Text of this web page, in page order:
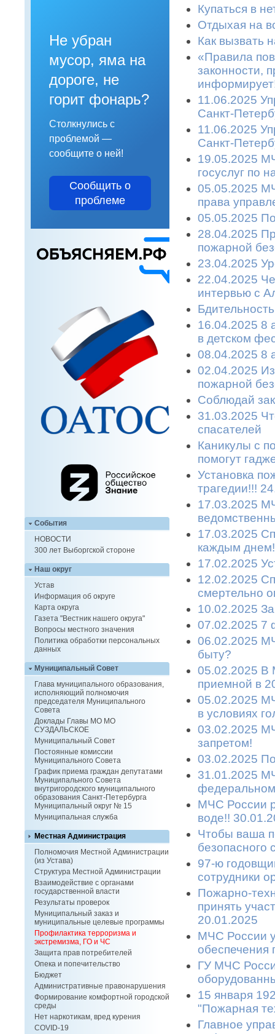
Не убран
мусор, яма на
дороге, не
горит фонарь?
Столкнулись с
проблемой —
сообщите о ней!
Сообщить о
проблеме
События
НОВОСТИ
300 лет Выборгской стороне
Наш округ
Устав
Информация об округе
Карта округа
Газета "Вестник нашего округа"
Вопросы местного значения
Политика обработки персональных
данных
Муниципальный Совет
Глава муниципального образования,
исполняющий полномочия
председателя Муниципального
Совета
Доклады Главы МО МО
СУЗДАЛЬСКОЕ
Муниципальный Совет
Постоянные комиссии
Муниципального Совета
График приема граждан депутатами
Муниципального Совета
внутригородского муниципального
образования Санкт-Петербурга
Муниципальный округ № 15
Муниципальная служба
Местная Администрация
Полномочия Местной Администрации
(из Устава)
Структура Местной Администрации
Взаимодействие с органами
государственной власти
Результаты проверок
Муниципальный заказ и
муниципальные целевые программы
Профилактика терроризма и
экстремизма, ГО и ЧС
Защита прав потребителей
Опека и попечительство
Бюджет
Административные правонарушения
Формирование комфортной городской
среды
Нет наркотикам, вред курения
COVID-19
Купаться в
Отдыхая на
Как вызвать
«Правила
законности,
11.06.2025
Санкт-
11.06.2025
Санкт-
19.05.2025
госуслуг по
05.05.2025
права
05.05.2025
28.04.2025
пожарной
23.04.2025
22.04.2025
интервью с
16.04.2025 8
в детском
08.04.2025 8
02.04.2025
пожарной
Соблюдай
31.03.2025
спасателей
Каникулы с
помогут
Установка
трагедии!!!
17.03.2025
17.03.2025
каждым днем!
17.02.2025
12.02.2025
смертельно
10.02.2025
07.02.2025 7
06.02.2025
быту?
05.02.2025 В
приемной в
05.02.2025
в условиях
03.02.2025
запретом!
03.02.2025
31.01.2025
МЧС России
воде!!
Чтобы ваша
безопасного
97-ю
сотрудники
Пожарно-
принять
20.01.2025
МЧС России
обеспечения
ГУ МЧС
15 января
"Пожарная
Главное